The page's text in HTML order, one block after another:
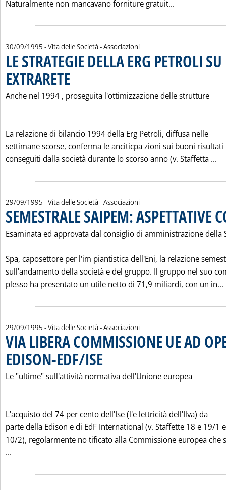
Naturalmente non mancavano forniture gratuit...
30/09/1995 - Vita delle Società - Associazioni
LE STRATEGIE DELLA ERG PETROLI SU
EXTRARETE
Anche nel 1994 ‚ proseguita l'ottimizzazione delle strutture
La relazione di bilancio 1994 della Erg Petroli, diffusa nelle
settimane scorse, conferma le anciticpa zioni sui buoni risultati
conseguiti dalla società durante lo scorso anno (v. Staffetta ...
29/09/1995 - Vita delle Società - Associazioni
SEMESTRALE SAIPEM: ASPETTATIVE
Esaminata ed approvata dal consiglio di amministrazione della
Spa, caposettore per l'im piantistica dell'Eni, la relazione
sull'andamento della società e del gruppo. Il gruppo nel suo
plesso ha presentato un utile netto di 71,9 miliardi, con un in...
29/09/1995 - Vita delle Società - Associazioni
VIA LIBERA COMMISSIONE UE AD
EDISON-EDF/ISE
Le "ultime" sull'attività normativa dell'Unione europea
L'acquisto del 74 per cento dell'Ise (l'e lettricità dell'Ilva) da
parte della Edison e di EdF International (v. Staffette 18 e 19/1 e
10/2), regolarmente no tificato alla Commissione europea che
...